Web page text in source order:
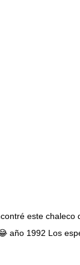
este chaleco
año 1992 Los